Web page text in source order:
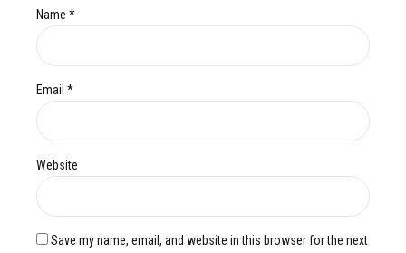
Name *
Email *
Website
Save my name, email, and website in this browser for the next